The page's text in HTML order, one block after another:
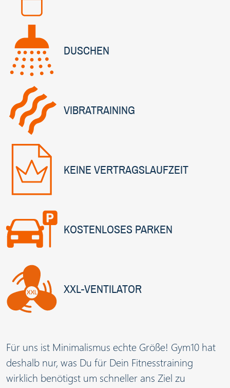
DUSCHEN
VIBRATRAINING
KEINE VERTRAGSLAUFZEIT
KOSTENLOSES PARKEN
XXL-VENTILATOR
Für uns ist Minimalismus echte Größe! Gym10 hat
deshalb nur, was Du für Dein Fitnesstraining
wirklich benötigst um schneller ans Ziel zu